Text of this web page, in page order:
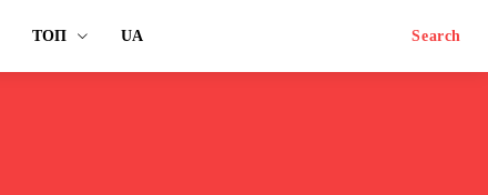
ТОП UA Search